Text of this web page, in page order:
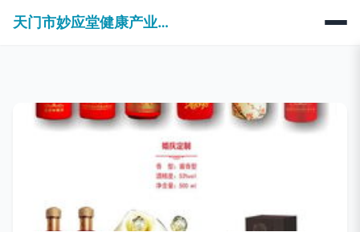
天门市妙应堂健康产业有限公司